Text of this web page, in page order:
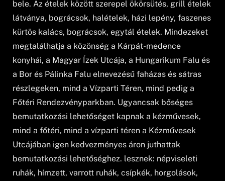
bele. Az ételek között szerepel ökörsütés, grill ételek
látványa, bográcsok, halételek, házi lepény, faszenes
kürtös kalács, bográcsok, egytál ételek. Mindezeket
megtalálhatja a közönség a Kárpát-medence
konyhái, a Magyar Ízek Utcája, a Hungarikum Falu és
a Bor és Pálinka Falu elnevezésű faházas és sátras
részlegeken, mind a Vízparti Téren, mind pedig a
Főtéri Rendezvényparkban. Ugyancsak bőséges
bemutatkozási lehetőséget kapnak a kézművesek,
mind a főtéri, mind a vízparti téren a Kézművesek
Utcájában igen kedvezményes áron juthattak
bemutatkozási lehetőséghez. lesznek: népviseleti
ruhák, hímzett, varrott ruhák, csípkék, horgolások,